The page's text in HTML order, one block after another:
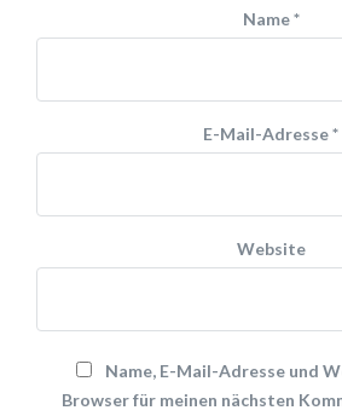
Name*
E-Mail-Adresse*
Website
Name, E-Mail-Adresse und
Browser für meinen nächsten